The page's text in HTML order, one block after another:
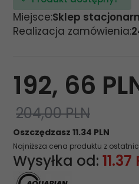
Miejsce:Sklep
Realizacja zamówienia:
192, 66
204,00 PLN
Oszczędzasz 11.34 PLN
Najniższa cena produktu z
Wysyłka od: 11.37